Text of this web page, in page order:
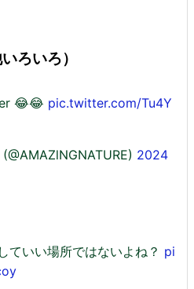
ろいろ）
😂😂 pic.twitter.com/Tu4Y
2024
ていい場所ではないよね？ pi